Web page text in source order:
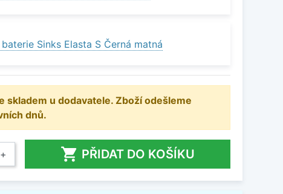
Sinks Elasta S Černá matná
skladem u dodavatele. Zboží odešleme
dnů.
+  PŘIDAT DO KOŠÍKU